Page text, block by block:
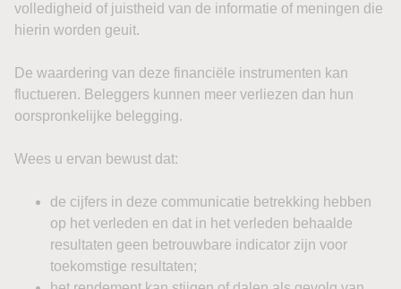
bredere Topix licht steeg. In Zuid-Korea daalde de Kospi
ongeveer onveranderd.
Chinese aandelen presteerden beter. De Hang Seng won
impuls kwam van de handelscijfers. De Chinese export
verwacht. De import steeg 27,5%. Het handelsoverschot
bedroeg $112,5 miljard.
Vooral technologie speelt daarin een steeds grotere rol.
Chinese chip export steeg in juli volgens officiële